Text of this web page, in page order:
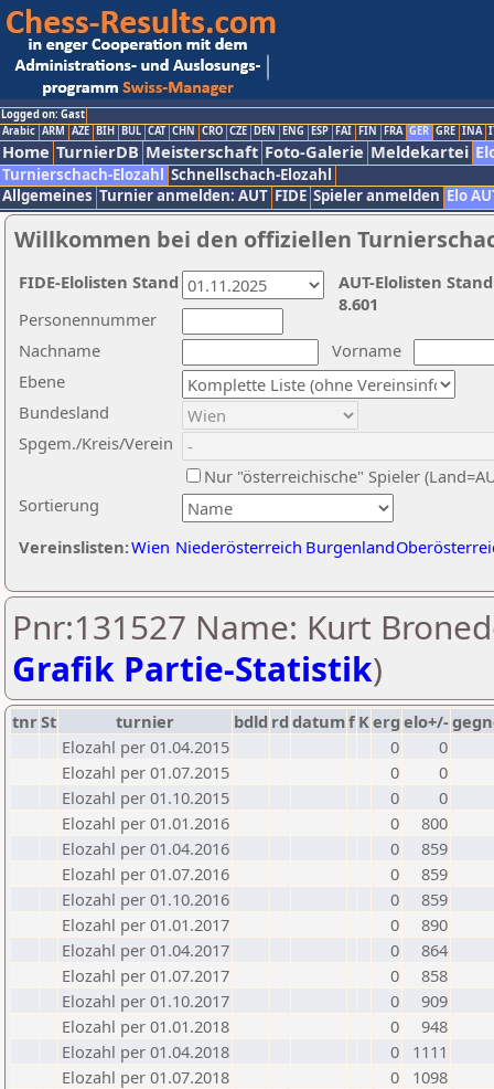
Logged on: Gast
Arabic ARM AZE BIH BUL CAT CHN CRO CZE DEN ENG ESP FAI FIN FRA GER GRE INA
Home TurnierDB Meisterschaft Foto-Galerie Meldekartei
Turnierschach-Elozahl Schnellschach-Elozahl
Allgemeines Turnier anmelden: AUT FIDE Spieler anmelden Elo
Willkommen bei den offiziellen
Nachname
Vorname
Ebene
Sortierung
Personennummer
Bundesland
Spgem./Kreis/Verein
Nur "österreichische" Spieler
Vereinslisten:Wien Niederösterreich Burgenland
AUT-Elolisten
8.601
FIDE-Elolisten Stand
Pnr:131527 Name: Kurt
Grafik Partie-Statistik)
tnrSt turnier bdld rd datumf Kerg elo+/-
Elozahl per 01.04.2015
0
0
Elozahl per 01.07.2015
0
0
Elozahl per 01.10.2015
0
0
Elozahl per 01.01.2016
0
800
Elozahl per 01.04.2016
0
859
Elozahl per 01.07.2016
0
859
Elozahl per 01.10.2016
0
859
Elozahl per 01.01.2017
0
890
Elozahl per 01.04.2017
0
864
Elozahl per 01.07.2017
0
858
Elozahl per 01.10.2017
0
909
Elozahl per 01.01.2018
0
948
Elozahl per 01.04.2018
0
1111
Elozahl per 01.07.2018
0
1098